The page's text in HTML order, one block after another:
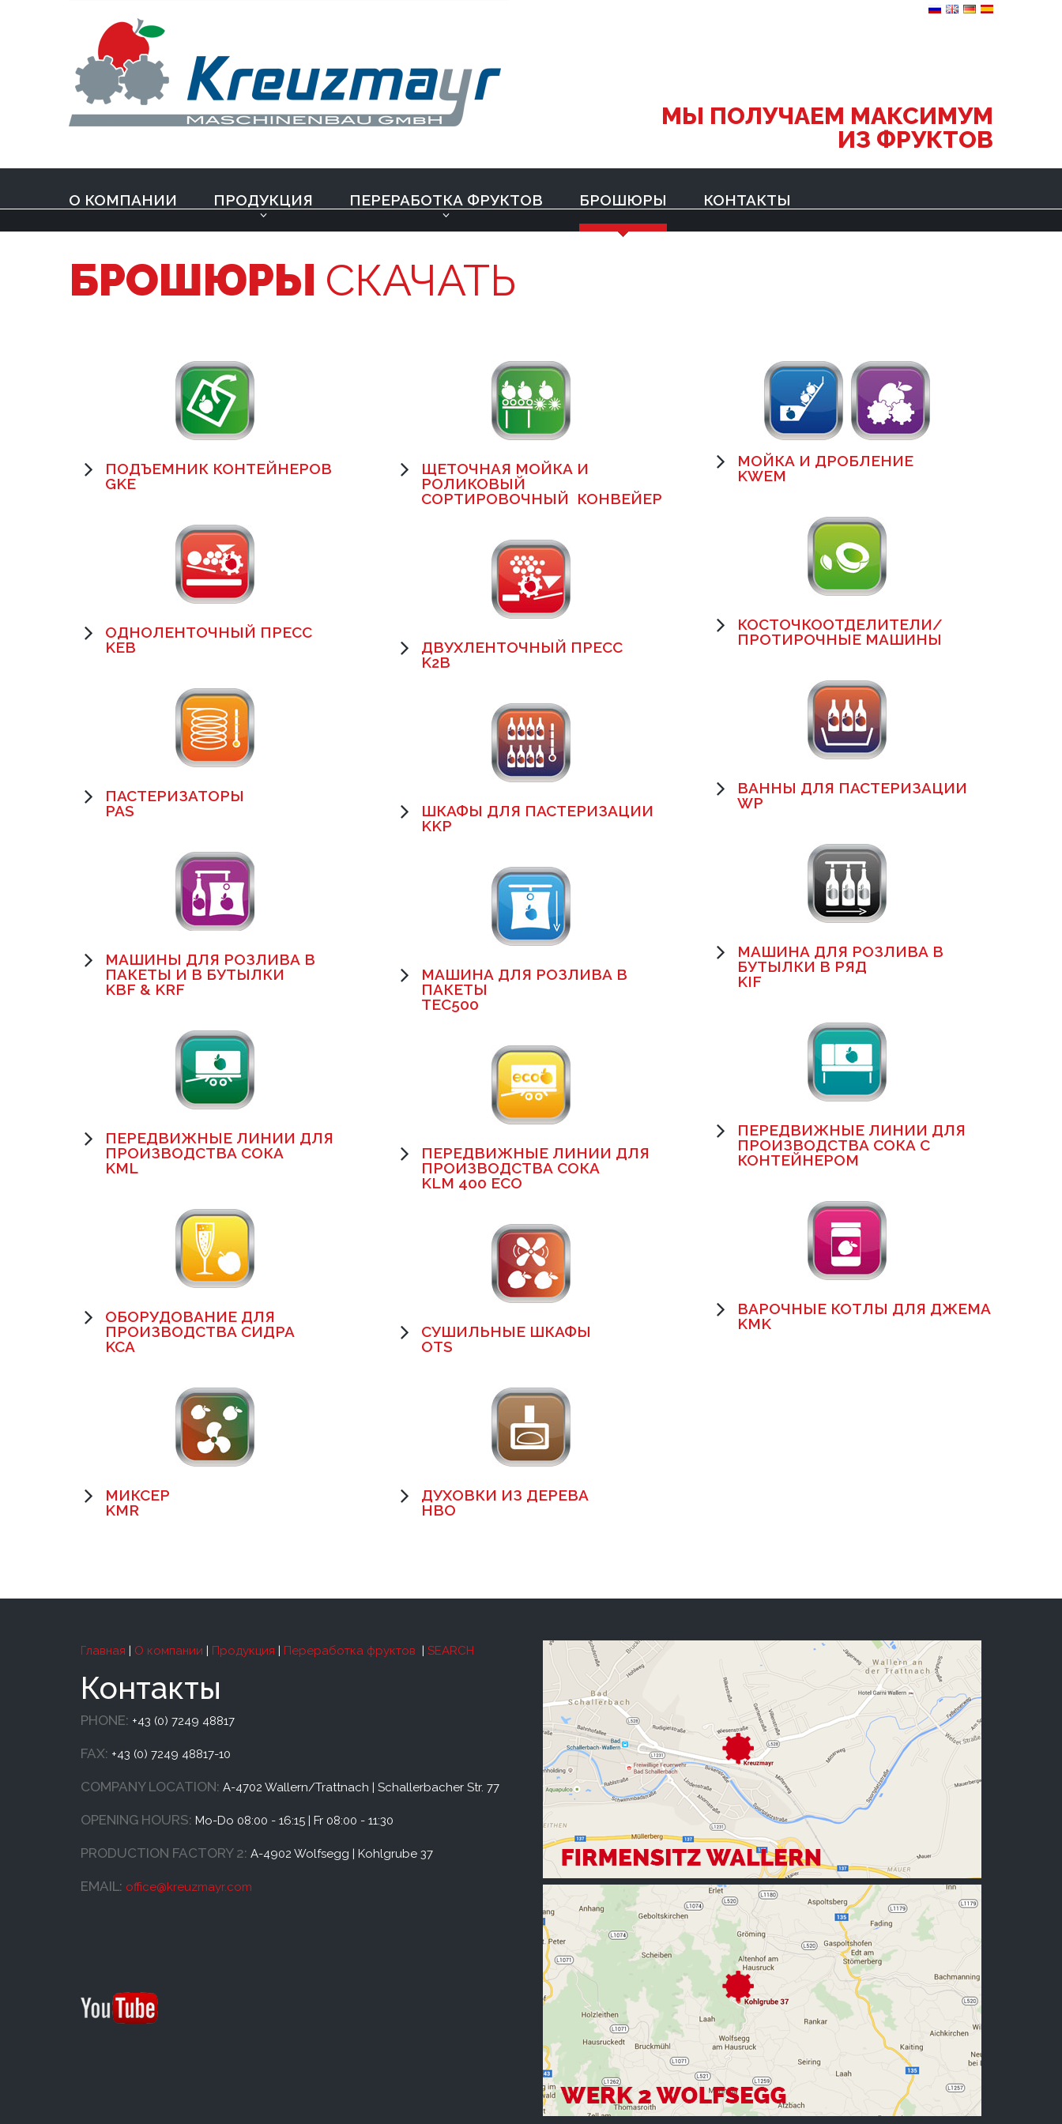
МЫ ПОЛУЧАЕМ МАКСИМУМ
ИЗ ФРУКТОВ
О КОМПАНИИ ПРОДУКЦИЯ ПЕРЕРАБОТКА ФРУКТОВ БРОШЮРЫ КОНТАКТЫ
БРОШЮРЫ СКАЧАТЬ
ПОДЪЕМНИК КОНТЕЙНЕРОВ
GKE
ОДНОЛЕНТОЧНЫЙ ПРЕСС
KEB
ПАСТЕРИЗАТОРЫ
PAS
МАШИНЫ ДЛЯ РОЗЛИВА В
ПАКЕТЫ И В БУТЫЛКИ
KBF & KRF
ПЕРЕДВИЖНЫЕ ЛИНИИ ДЛЯ
ПРОИЗВОДСТВА СОКА
KML
ОБОРУДОВАНИЕ ДЛЯ
ПРОИЗВОДСТВА СИДРА
KCA
МИКСЕР
KMR
ЩЕТОЧНАЯ МОЙКА И
РОЛИКОВЫЙ
СОРТИРОВОЧНЫЙ КОНВЕЙЕР
ДВУХЛЕНТОЧНЫЙ ПРЕСС
K2B
ШКАФЫ ДЛЯ ПАСТЕРИЗАЦИИ
KKP
МАШИНА ДЛЯ РОЗЛИВА В
ПАКЕТЫ
TEC500
ПЕРЕДВИЖНЫЕ ЛИНИИ ДЛЯ
ПРОИЗВОДСТВА СОКА
KLM 400 ECO
СУШИЛЬНЫЕ ШКАФЫ
OTS
ДУХОВКИ ИЗ ДЕРЕВА
HBO
МОЙКА И ДРОБЛЕНИЕ
KWEM
КОСТОЧКООТДЕЛИТЕЛИ/
ПРОТИРОЧНЫЕ МАШИНЫ
ВАННЫ ДЛЯ ПАСТЕРИЗАЦИИ
WP
МАШИНА ДЛЯ РОЗЛИВА В
БУТЫЛКИ В РЯД
KIF
ПЕРЕДВИЖНЫЕ ЛИНИИ ДЛЯ
ПРОИЗВОДСТВА СОКА С
КОНТЕЙНЕРОМ
ВАРОЧНЫЕ КОТЛЫ ДЛЯ ДЖЕМА
KMK
Главная | О компании | Продукция | Переработка фруктов | SEARCH
Контакты
PHONE: +43 (0) 7249 48817
FAX: +43 (0) 7249 48817-10
COMPANY LOCATION: A-4702 Wallern/Trattnach | Schallerbacher Str. 77
OPENING HOURS: Mo-Do 08:00 - 16:15 | Fr 08:00 - 11:30
PRODUCTION FACTORY 2: A-4902 Wolfsegg | Kohlgrube 37
EMAIL: office@kreuzmayr.com